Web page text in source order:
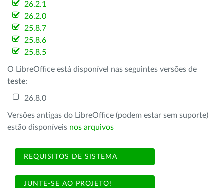
26.2.1
26.2.0
25.8.7
25.8.6
25.8.5
O LibreOffice está disponível nas seguintes versões de
teste:
26.8.0
Versões antigas do LibreOffice (podem estar sem suporte)
estão disponíveis nos arquivos
REQUISITOS DE SISTEMA
JUNTE-SE AO PROJETO!